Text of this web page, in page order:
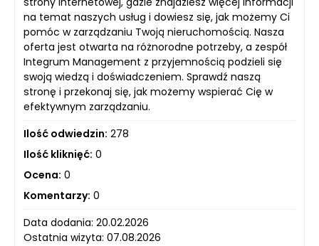
na temat naszych usług i dowiesz się, jak możemy Ci
pomóc w zarządzaniu Twoją nieruchomością. Nasza
oferta jest otwarta na różnorodne potrzeby, a zespół
Integrum Management z przyjemnością podzieli się
swoją wiedzą i doświadczeniem. Sprawdź naszą
stronę i przekonaj się, jak możemy wspierać Cię w
efektywnym zarządzaniu.
Ilość odwiedzin: 278
Ilość kliknięć: 0
Ocena: 0
Komentarzy: 0
Data dodania: 20.02.2026
Ostatnia wizyta: 07.08.2026